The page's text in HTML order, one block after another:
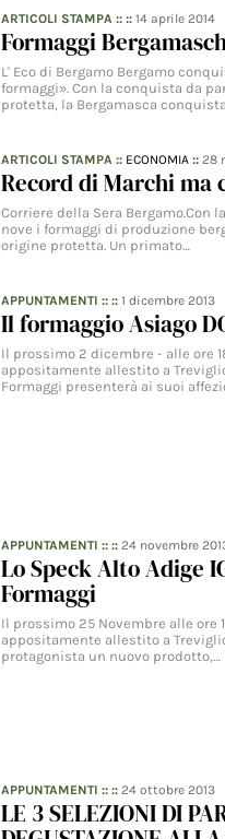
ARTICOLI STAMPA :: ::14 aprile 2014
Formaggi
L' Eco di Bergamo Bergamo
formaggi». Con la conquista da
protetta, la Bergamasca
ARTICOLI STAMPA :: ECONOMIA ::28
Record di Marchi ma
Corriere della Sera Bergamo.Con
nove i formaggi di produzione
origine protetta. Un primato…
APPUNTAMENTI :: ::1 dicembre 2013
Il formaggio Asiago
Il prossimo 2 dicembre - alle ore
appositamente allestito a
Formaggi presenterà ai suoi
APPUNTAMENTI :: ::24 novembre
Lo Speck Alto Adige
Formaggi
Il prossimo 25 Novembre alle ore
appositamente allestito a
protagonista un nuovo prodotto,…
APPUNTAMENTI :: ::24 ottobre 2013
LE 3 SELEZIONI DI